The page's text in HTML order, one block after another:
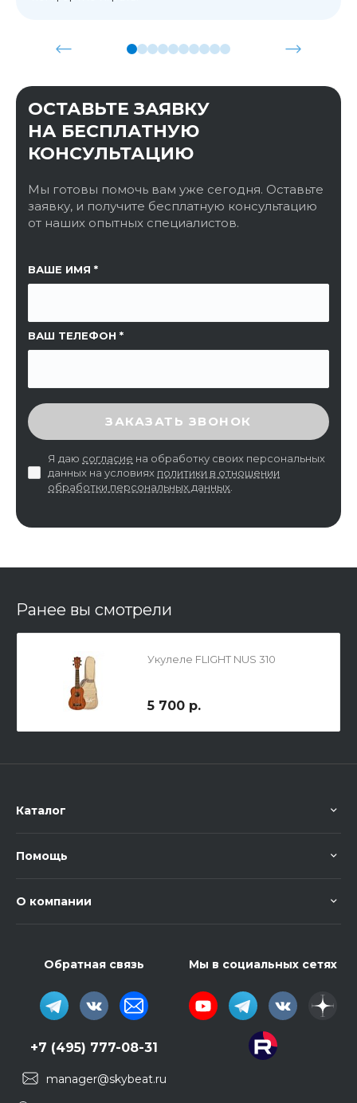
ОСТАВЬТЕ ЗАЯВКУ
НА БЕСПЛАТНУЮ
КОНСУЛЬТАЦИЮ
Мы готовы помочь вам уже сегодня. Оставьте
заявку, и получите бесплатную консультацию
от наших опытных специалистов.
ВАШЕ ИМЯ
ВАШ ТЕЛЕФОН
ССЫЛКА НА СТРАНИЦУ
ВВЕДИТЕ ПРОВЕРОЧНЫЙ КОД
ЗАКАЗАТЬ ЗВОНОК
Я даю согласие на обработку своих персональных
данных на условиях политики в отношении
обработки персональных данных
Ранее вы смотрели
Укулеле FLIGHT NUS 310
5 700 р.
Каталог
Помощь
О компании
Обратная связь
+7 (495) 777-08-31
manager@skybeat.ru
Мы в социальных сетях